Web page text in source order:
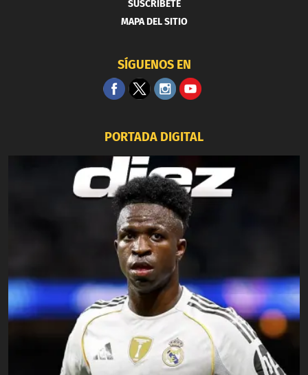
SUSCRIBETE
MAPA DEL SITIO
SÍGUENOS EN
PORTADA DIGITAL